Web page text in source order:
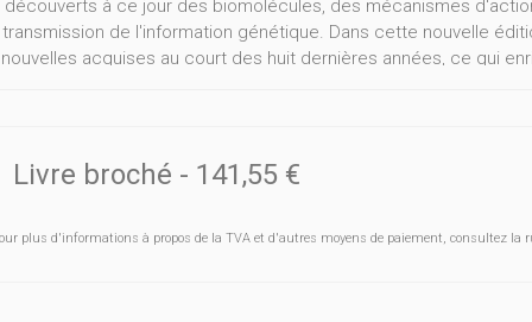
à ce jour des biomolécules, des mécanismes
de l'information génétique. Dans cette nouvelle
acquises au court des huit dernières années, ce qui
concrètes des recherches, notamment leurs
auront entre les mains une référence parfaitement à jour.
des sujets à la pointe de la recherche. II sera invité à la
Livre broché - 141,55 €
plus d'informations à propos de la TVA et d'autres moyens de paiement, consultez la